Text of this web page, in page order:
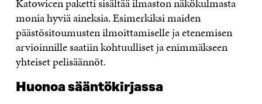
monia hyviä aineksia. Esimerkiksi maiden
päästösitoumusten ilmoittamiselle ja etenemisen
arvioinnille saatiin kohtuulliset ja enimmäkseen
yhteiset pelisäännöt.
Huonoa sääntökirjassa